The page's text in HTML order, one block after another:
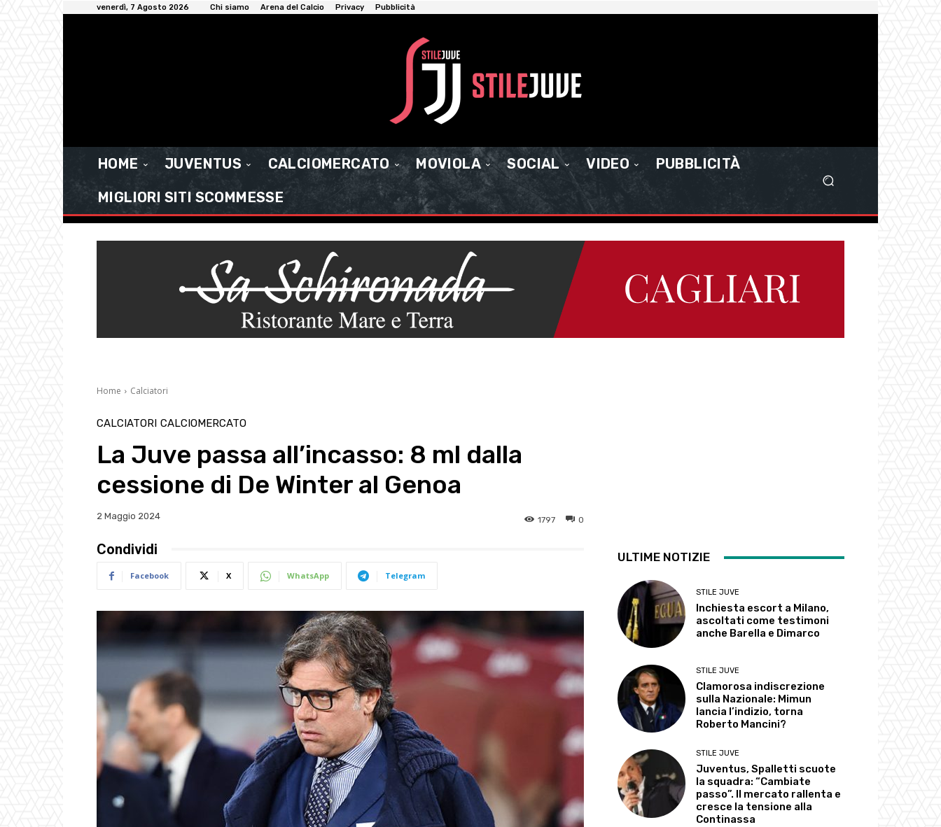
venerdì, 7 Agosto 2026 Chi siamo Arena del Calcio Privacy Pubblicità
HOME JUVENTUS CALCIOMERCATO MOVIOLA SOCIAL VIDEO
PUBBLICITÀ
MIGLIORI SITI SCOMMESSE
Home Calciatori
CALCIATORI CALCIOMERCATO
La Juve passa all’incasso: 8 ml dalla
cessione di De Winter al Genoa
2 Maggio 2024 0
1797
Condividi
Facebook X WhatsApp Telegram
ULTIME NOTIZIE
STILE JUVE
Inchiesta escort a Milano,
ascoltati come testimoni
anche Barella e Dimarco
STILE JUVE
Clamorosa indiscrezione
sulla Nazionale: Mimun
lancia l’indizio, torna
Roberto Mancini?
STILE JUVE
Juventus, Spalletti scuote
la squadra: “Cambiate
passo”. Il mercato rallenta e
cresce la tensione alla
Continassa